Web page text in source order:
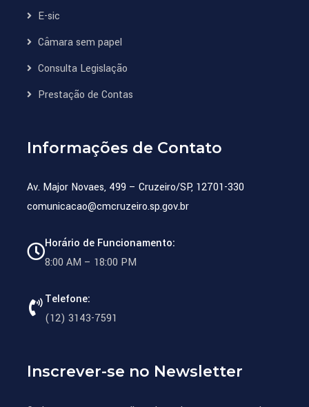
E-sic
Câmara sem papel
Consulta Legislação
Prestação de Contas
Informações de Contato
Av. Major Novaes, 499 – Cruzeiro/SP, 12701-330
comunicacao@cmcruzeiro.sp.gov.br
Horário de Funcionamento:
8:00 AM – 18:00 PM
Telefone:
(12) 3143-7591
Inscrever-se no Newsletter